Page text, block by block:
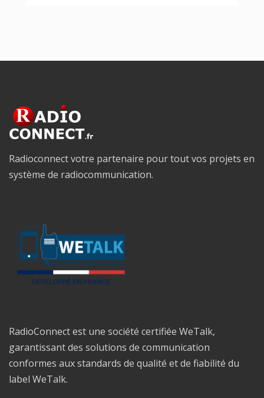
Radioconnect votre partenaire pour tout vos projets en
système de radiocommunication.
RadioConnect est une société certifiée WeTalk,
garantissant des solutions de communication
conformes aux standards de qualité et de fiabilité du
label WeTalk.